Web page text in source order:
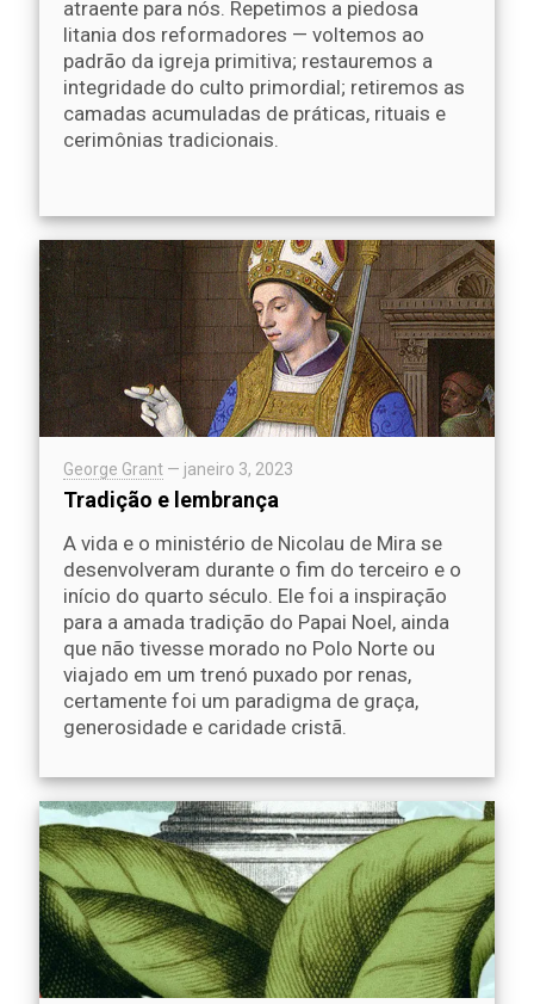
atraente para nós. Repetimos a piedosa
litania dos reformadores — voltemos ao
padrão da igreja primitiva; restauremos a
integridade do culto primordial; retiremos as
camadas acumuladas de práticas, rituais e
cerimônias tradicionais.
George Grant — janeiro 3, 2023
Tradição e lembrança
A vida e o ministério de Nicolau de Mira se
desenvolveram durante o fim do terceiro e o
início do quarto século. Ele foi a inspiração
para a amada tradição do Papai Noel, ainda
que não tivesse morado no Polo Norte ou
viajado em um trenó puxado por renas,
certamente foi um paradigma de graça,
generosidade e caridade cristã.